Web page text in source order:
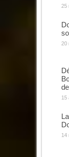
25
20
15
14